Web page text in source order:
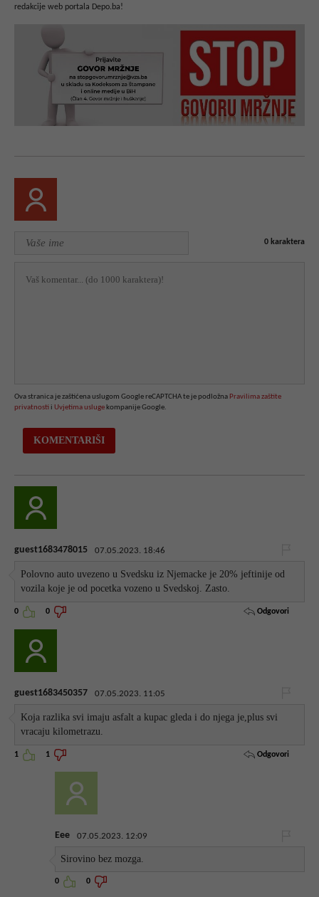
redakcije web portala Depo.ba!
0 karaktera
Ova stranica je zaštićena uslugom Google reCAPTCHA te je podložna Pravilima zaštite
privatnosti i Uvjetima usluge kompanije Google.
guest1683478015 07.05.2023. 18:46
Polovno auto uvezeno u Svedsku iz Njemacke je 20% jeftinije od
vozila koje je od pocetka vozeno u Svedskoj. Zasto.
0 0 Odgovori
guest1683450357 07.05.2023. 11:05
Koja razlika svi imaju asfalt a kupac gleda i do njega je,plus svi
vracaju kilometrazu.
1 1 Odgovori
Eee 07.05.2023. 12:09
Sirovino bez mozga.
0 0